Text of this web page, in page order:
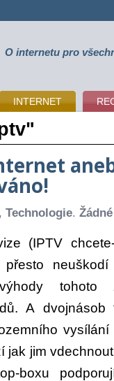
O internetu pro
INTERNET
, Technologie.
(IPTV
přesto
tohoto
A
jak jim
boxu